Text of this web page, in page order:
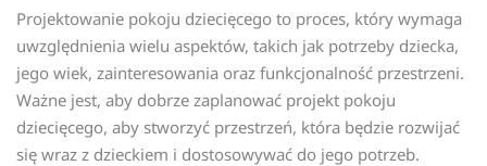
Projektowanie pokoju dziecięcego to proces, który wymaga
uwzględnienia wielu aspektów, takich jak potrzeby dziecka,
jego wiek, zainteresowania oraz funkcjonalność przestrzeni.
Ważne jest, aby dobrze zaplanować projekt pokoju
dziecięcego, aby stworzyć przestrzeń, która będzie rozwijać
się wraz z dzieckiem i dostosowywać do jego potrzeb.